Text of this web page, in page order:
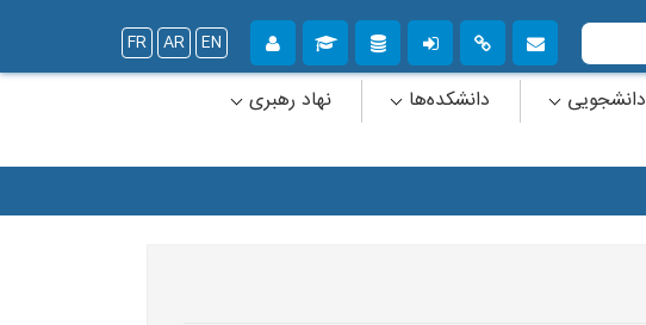
EN
AR
FR
دانشجویی دانشکده‌ها نهاد رهبری